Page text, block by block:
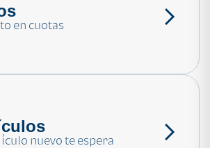
ayuda?
en cuotas
nuevo te espera